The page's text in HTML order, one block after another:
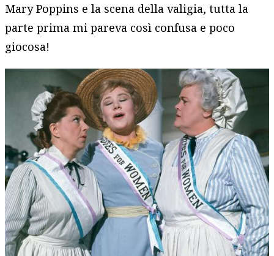
Mary Poppins e la scena della valigia, tutta la
parte prima mi pareva così confusa e poco
giocosa!